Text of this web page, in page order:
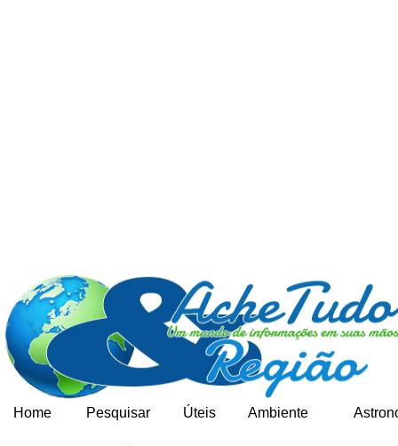
Home Pesquisar Úteis Ambiente